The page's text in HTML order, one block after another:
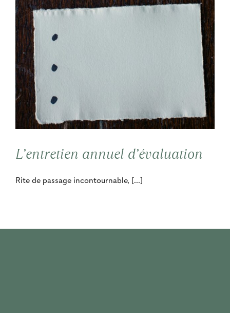
L’entretien annuel d’évaluation
Rite de passage incontournable, [...]